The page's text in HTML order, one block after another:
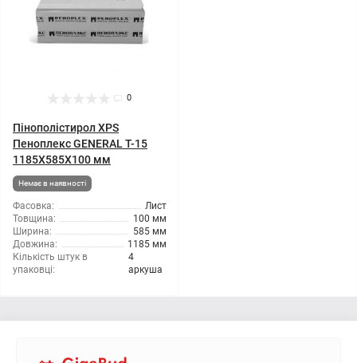
0
Пінополістирол XPS
Пеноплекс GENERAL T-15
1185X585X100 мм
Немає в наявності
Фасовка:
Лист
Товщина:
100 мм
Ширина:
585 мм
Довжина:
1185 мм
Кількість штук в
упаковці:
4
аркуша